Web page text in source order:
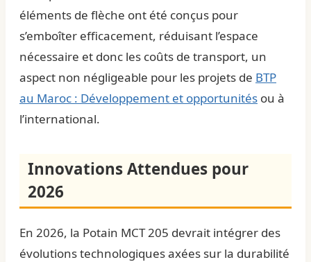
éléments de flèche ont été conçus pour
s’emboîter efficacement, réduisant l’espace
nécessaire et donc les coûts de transport, un
aspect non négligeable pour les projets de BTP
au Maroc : Développement et opportunités ou à
l’international.
Innovations Attendues pour
2026
En 2026, la Potain MCT 205 devrait intégrer des
évolutions technologiques axées sur la durabilité